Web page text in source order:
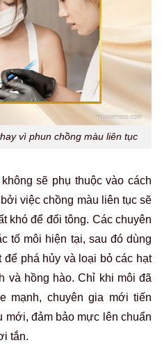
vì phun chồng màu liên tục
sẽ phụ thuộc vào cách
việc chồng màu liên tục sẽ
khó để đổi tông. Các chuyên
tố môi hiện tại, sau đó dùng
để phá hủy và loại bỏ các hạt
và hồng hào. Chỉ khi môi đã
mạnh, chuyên gia mới tiến
mới, đảm bảo mực lên chuẩn
tắn.